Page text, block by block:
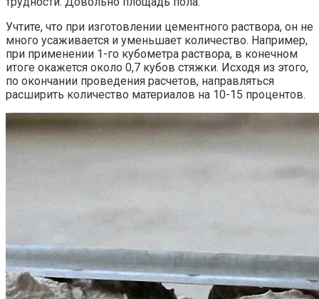
Учтите, что при изготовлении цементного раствора, он не
много усаживается и уменьшает количество. Например,
при применении 1-го кубометра раствора, в конечном
итоге окажется около 0,7 кубов стяжки. Исходя из этого,
по окончании проведения расчетов, направляться
расширить количество материалов на 10-15 процентов.